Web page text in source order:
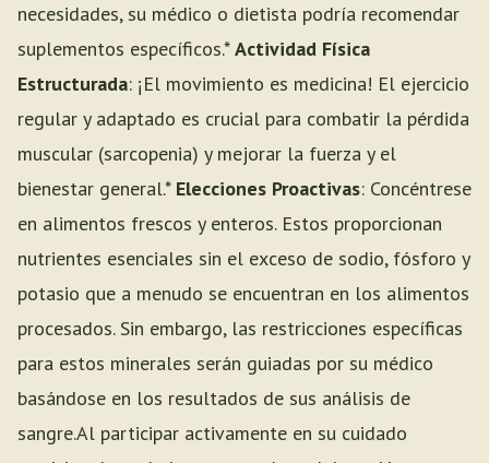
necesidades, su médico o dietista podría recomendar
suplementos específicos.*Actividad Física
Estructurada: ¡El movimiento es medicina! El ejercicio
regular y adaptado es crucial para combatir la pérdida
muscular (sarcopenia) y mejorar la fuerza y el
bienestar general.* Elecciones Proactivas: Concéntrese
en alimentos frescos y enteros. Estos proporcionan
nutrientes esenciales sin el exceso de sodio, fósforo y
potasio que a menudo se encuentran en los alimentos
procesados. Sin embargo, las restricciones específicas
para estos minerales serán guiadas por su médico
basándose en los resultados de sus análisis de
sangre.Al participar activamente en su cuidado